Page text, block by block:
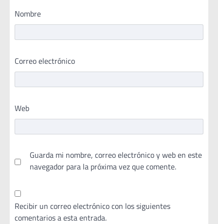
Nombre
Correo electrónico
Web
Guarda mi nombre, correo electrónico y web en este
navegador para la próxima vez que comente.
Recibir un correo electrónico con los siguientes
comentarios a esta entrada.